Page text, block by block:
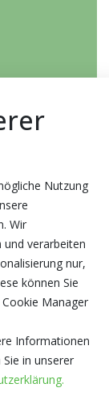
Nutzung
Wir
und verarbeiten
nur,
können Sie
Manager
Informationen
in unserer